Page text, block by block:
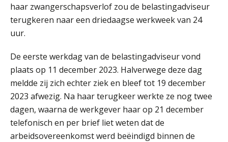
haar zwangerschapsverlof zou de belastingadviseur
terugkeren naar een driedaagse werkweek van 24
uur.
De eerste werkdag van de belastingadviseur vond
plaats op 11 december 2023. Halverwege deze dag
meldde zij zich echter ziek en bleef tot 19 december
2023 afwezig. Na haar terugkeer werkte ze nog twee
dagen, waarna de werkgever haar op 21 december
telefonisch en per brief liet weten dat de
arbeidsovereenkomst werd beëindigd binnen de
Aimée van der Paardt